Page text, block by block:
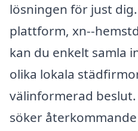
lösningen för just
plattform, xn--
kan du enkelt samla
olika lokala
välinformerad
söker